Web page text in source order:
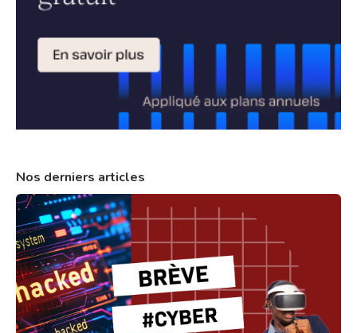
Nos derniers articles